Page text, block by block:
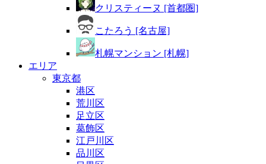
クリスティーヌ [首都圏]
こたろう [名古屋]
札幌マンション [札幌]
エリア
東京都
港区
荒川区
足立区
葛飾区
江戸川区
品川区